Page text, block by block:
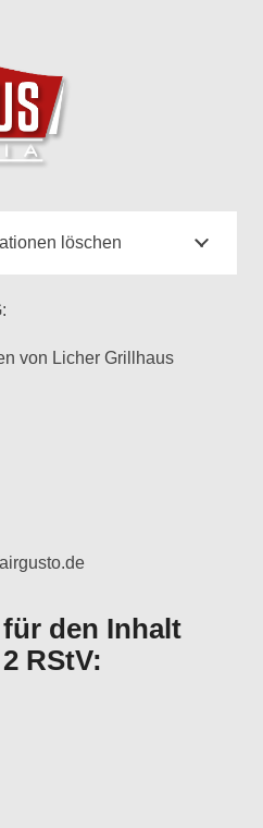
löschen
von Licher Grillhaus
den Inhalt
RStV: